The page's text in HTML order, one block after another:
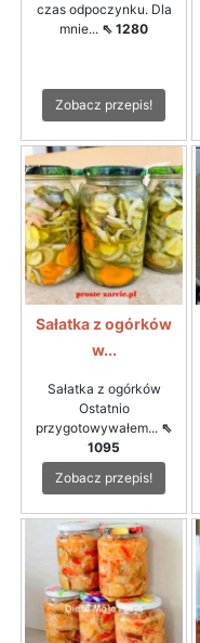
czas odpoczynku. Dla
mnie... ⇖ 1280
Zobacz przepis!
Sałatka z ogórków
w...
Sałatka z ogórków
Ostatnio
przygotowywałem... ⇖
1095
Zobacz przepis!